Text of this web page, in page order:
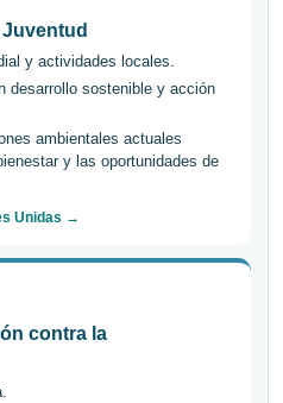
y actividades locales.
desarrollo sostenible y acción
ambientales actuales
y las oportunidades de
Unidas →
contra la